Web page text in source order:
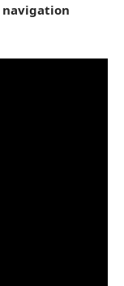
navigation